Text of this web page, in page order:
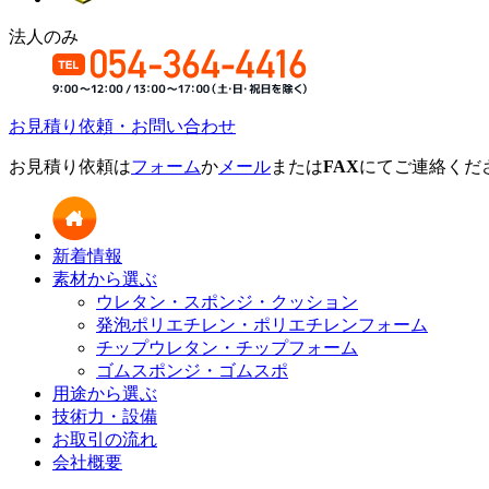
法人のみ
お見積り依頼・お問い合わせ
お見積り依頼はフォームか メールまたはFAXにてご連絡くだ
新着情報
素材から選ぶ
ウレタン・スポンジ・クッション
発泡ポリエチレン・ポリエチレンフォーム
チップウレタン・チップフォーム
ゴムスポンジ・ゴムスポ
用途から選ぶ
技術力・設備
お取引の流れ
会社概要